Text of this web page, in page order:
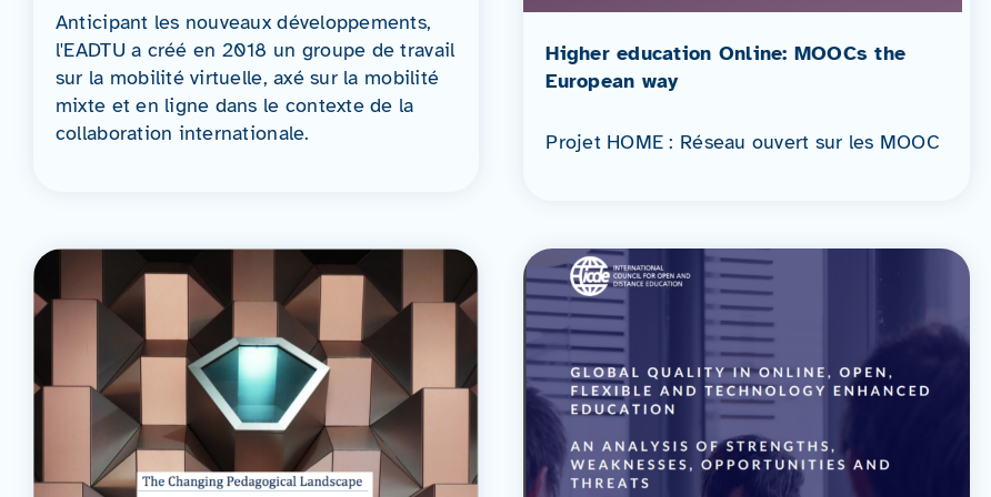
Anticipant les nouveaux développements,
l'EADTU a créé en 2018 un groupe de travail
sur la mobilité virtuelle, axé sur la mobilité
mixte et en ligne dans le contexte de la
collaboration internationale.
Higher education Online: MOOCs the
European way
Projet HOME : Réseau ouvert sur les MOOC